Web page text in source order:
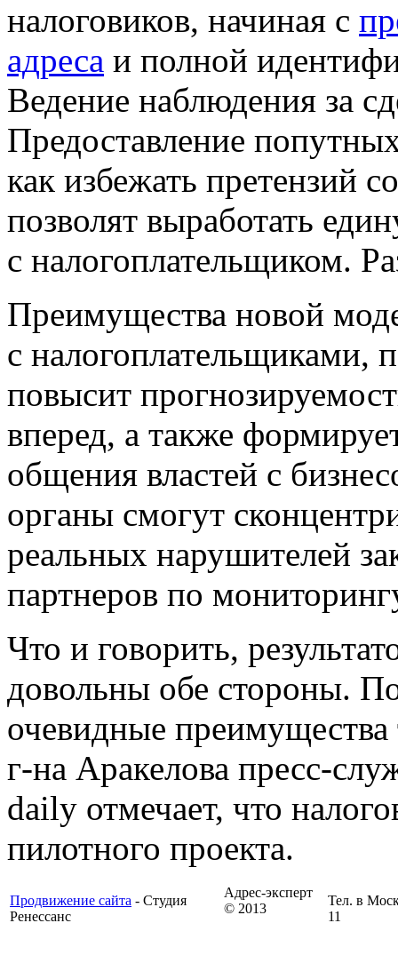
налоговиков, начиная с
адреса и полной
Ведение наблюдения за
Предоставление
как избежать претензий
позволят выработать
с налогоплательщиком.
Преимущества новой
с
повысит
вперед, а также
общения властей с
органы смогут
реальных нарушителей
партнеров по
Что и говорить,
довольны обе стороны.
очевидные преимущества
г-на Аракелова пресс-
daily отмечает, что
пилотного проекта.
Продвижение сайта - Студия
Ренессанс
Адрес-эксперт
© 2013
Тел. в
11